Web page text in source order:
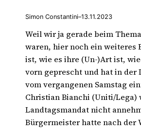
Simon Constantini–13.11.2023
Weil wir ja gerade beim
waren, hier noch ein weiteres
ist, wie es ihre (Un-)Art ist,
vorn geprescht und hat in der
vom vergangenen Samstag
Christian Bianchi (Uniti/Lega)
Landtagsmandat nicht
Bürgermeister hatte nach der